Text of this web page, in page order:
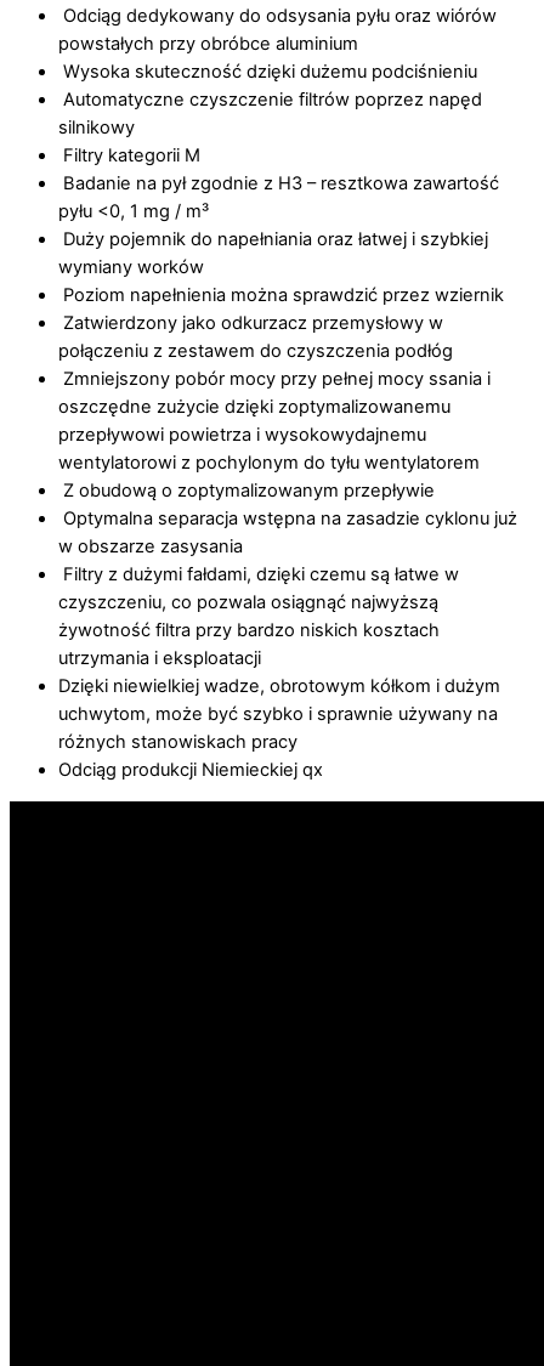
Odciąg dedykowany do odsysania pyłu oraz wiórów
powstałych przy obróbce aluminium
Wysoka skuteczność dzięki dużemu podciśnieniu
Automatyczne czyszczenie filtrów poprzez napęd
silnikowy
Filtry kategorii M
Badanie na pył zgodnie z H3 – resztkowa zawartość
pyłu <0, 1 mg / m³
Duży pojemnik do napełniania oraz łatwej i szybkiej
wymiany worków
Poziom napełnienia można sprawdzić przez wziernik
Zatwierdzony jako odkurzacz przemysłowy w
połączeniu z zestawem do czyszczenia podłóg
Zmniejszony pobór mocy przy pełnej mocy ssania i
oszczędne zużycie dzięki zoptymalizowanemu
przepływowi powietrza i wysokowydajnemu
wentylatorowi z pochylonym do tyłu wentylatorem
Z obudową o zoptymalizowanym przepływie
Optymalna separacja wstępna na zasadzie cyklonu już
w obszarze zasysania
Filtry z dużymi fałdami, dzięki czemu są łatwe w
czyszczeniu, co pozwala osiągnąć najwyższą
żywotność filtra przy bardzo niskich kosztach
utrzymania i eksploatacji
Dzięki niewielkiej wadze, obrotowym kółkom i dużym
uchwytom, może być szybko i sprawnie używany na
różnych stanowiskach pracy
Odciąg produkcji Niemieckiej qx